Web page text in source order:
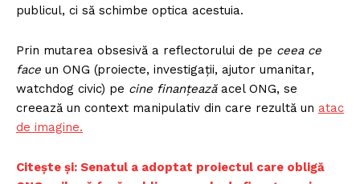
publicul, ci să schimbe optica acestuia.
Prin mutarea obsesivă a reflectorului de pe ceea ce
face un ONG (proiecte, investigații, ajutor umanitar,
watchdog civic) pe cine finanțeazăacel ONG, se
creează un context manipulativ din care rezultă un atac
de imagine.
Citește și: Senatul a adoptat proiectul care obligă